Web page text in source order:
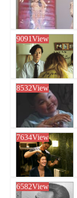
9091View
8532View
7634View
6582View